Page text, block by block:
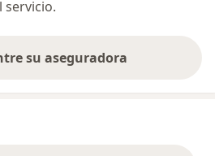
servicio.
su aseguradora